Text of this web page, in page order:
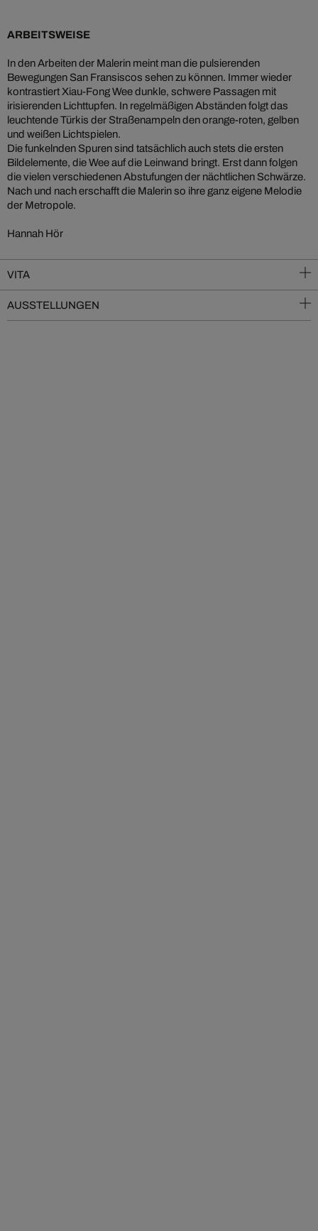
ARBEITSWEISE
In den Arbeiten der Malerin meint man die pulsierenden
Bewegungen San Fransiscos sehen zu können. Immer wieder
kontrastiert Xiau-Fong Wee dunkle, schwere Passagen mit
irisierenden Lichttupfen. In regelmäßigen Abständen folgt das
leuchtende Türkis der Straßenampeln den orange-roten, gelben
und weißen Lichtspielen.
Die funkelnden Spuren sind tatsächlich auch stets die ersten
Bildelemente, die Wee auf die Leinwand bringt. Erst dann folgen
die vielen verschiedenen Abstufungen der nächtlichen Schwärze.
Nach und nach erschafft die Malerin so ihre ganz eigene Melodie
der Metropole.
Hannah Hör
VITA
AUSSTELLUNGEN